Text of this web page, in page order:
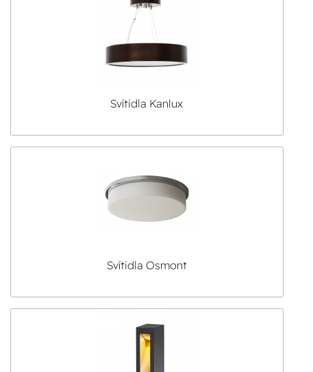
Svítidla Kanlux
Svítidla Osmont